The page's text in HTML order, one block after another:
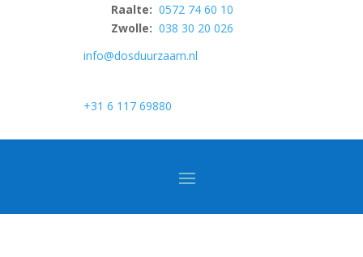
Raalte: 0572 74 60 10
Zwolle: 038 30 20 026
info@dosduurzaam.nl
+31 6 117 69880